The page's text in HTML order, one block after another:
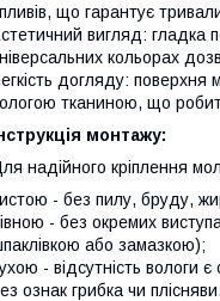
що гарантує
вигляд: гладка
кольорах
догляду:
тканиною, що
монтажу:
надійного кріплення
- без пилу, бруду,
- без окремих
або замазкою);
- відсутність вологи є
ознак грибка чи плісняви.